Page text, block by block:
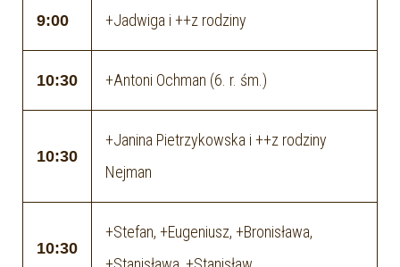
9:00 +Jadwiga i ++z rodziny
10:30 +Antoni Ochman (6. r. śm.)
10:30
+Janina Pietrzykowska i ++z rodziny
Nejman
10:30
+Stefan, +Eugeniusz, +Bronisława,